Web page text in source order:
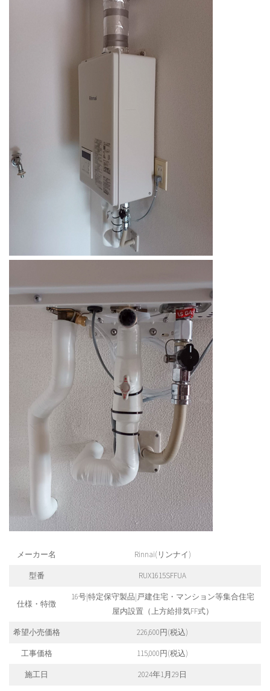
メーカー名 Rinnai(リンナイ)
型番 RUX1615SFFUA
仕様・特徴
16号|特定保守製品|戸建住宅・マンション等集合住宅
屋内設置（上方給排気FF式）
希望小売価格 226,600円(税込)
工事価格 115,000円(税込)
施工日 2024年1月29日